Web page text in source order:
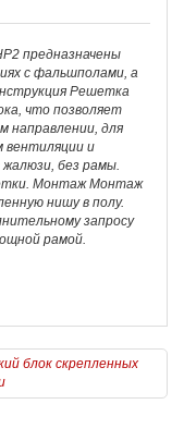
предназначены
с фальшполами, а
Решетка
что позволяет
направлении, для
вентиляции и
без рамы.
Монтаж Монтаж
нишу в полу.
запросу
рамой.
блок скрепленных